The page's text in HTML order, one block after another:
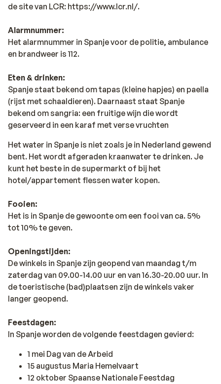
de site van LCR: https://www.lcr.nl/.
Alarmnummer:
Het alarmnummer in Spanje voor de politie, ambulance
en brandweer is 112.
Eten & drinken:
Spanje staat bekend om tapas (kleine hapjes) en paella
(rijst met schaaldieren). Daarnaast staat Spanje
bekend om sangria: een fruitige wijn die wordt
geserveerd in een karaf met verse vruchten
Het water in Spanje is niet zoals je in Nederland gewend
bent. Het wordt afgeraden kraanwater te drinken. Je
kunt het beste in de supermarkt of bij het
hotel/appartement flessen water kopen.
Fooien:
Het is in Spanje de gewoonte om een fooi van ca. 5%
tot 10% te geven.
Openingstijden:
De winkels in Spanje zijn geopend van maandag t/m
zaterdag van 09.00-14.00 uur en van 16.30-20.00 uur. In
de toeristische (bad)plaatsen zijn de winkels vaker
langer geopend.
Feestdagen:
In Spanje worden de volgende feestdagen gevierd:
1 mei Dag van de Arbeid
15 augustus Maria Hemelvaart
12 oktober Spaanse Nationale Feestdag